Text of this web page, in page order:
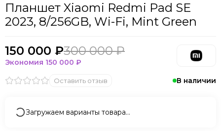
Oukitel
Pico
POCO
Sony
Valve
Whoop
В наличии
Планшет Xiaomi Redmi Pad SE
2023, 8/256GB, Wi-Fi, Mint Green
Оставить отзыв
150 000 ₽300 000 ₽
Экономия 150 000 ₽
Загружаем варианты товара…